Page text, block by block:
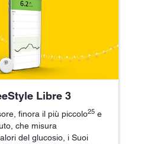
Libre 3
finora il più piccolo25 e
che misura
del glucosio, i Suoi